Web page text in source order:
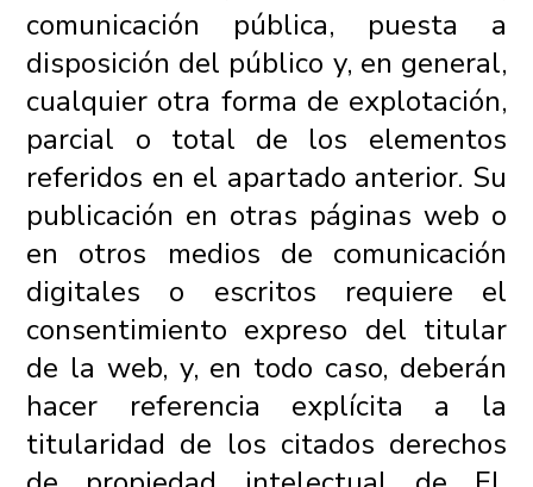
comunicación pública, puesta a
disposición del público y, en general,
cualquier otra forma de explotación,
parcial o total de los elementos
referidos en el apartado anterior. Su
publicación en otras páginas web o
en otros medios de comunicación
digitales o escritos requiere el
consentimiento expreso del titular
de la web, y, en todo caso, deberán
hacer referencia explícita a la
titularidad de los citados derechos